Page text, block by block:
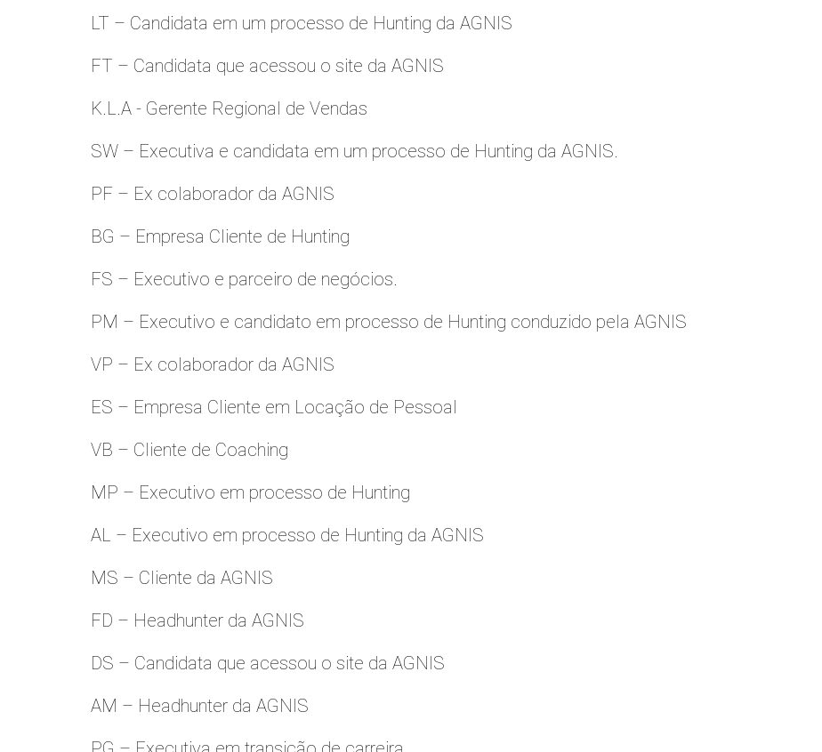
LT – Candidata em um processo de Hunting da AGNIS
FT – Candidata que acessou o site da AGNIS
K.L.A - Gerente Regional de Vendas
SW – Executiva e candidata em um processo de Hunting da AGNIS.
PF – Ex colaborador da AGNIS
BG – Empresa Cliente de Hunting
FS – Executivo e parceiro de negócios.
PM – Executivo e candidato em processo de Hunting conduzido pela AGNIS
VP – Ex colaborador da AGNIS
ES – Empresa Cliente em Locação de Pessoal
VB – Cliente de Coaching
MP – Executivo em processo de Hunting
AL – Executivo em processo de Hunting da AGNIS
MS – Cliente da AGNIS
FD – Headhunter da AGNIS
DS – Candidata que acessou o site da AGNIS
AM – Headhunter da AGNIS